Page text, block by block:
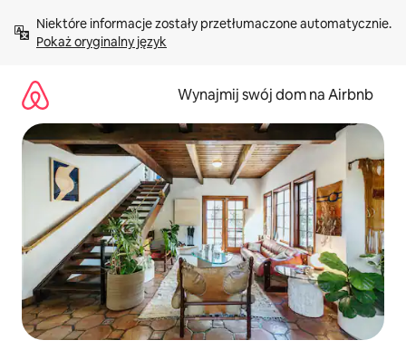
treści Pokaż oryginalny język
Wynajmij swój dom na Airbnb